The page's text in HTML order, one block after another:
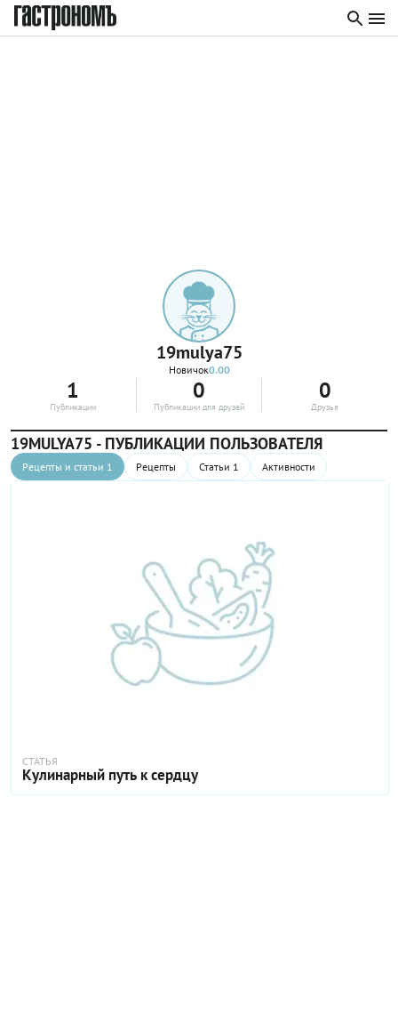
19mulya75
Новичок0.00
1
Публикации
0
Публикации для друзей
0
Друзья
19MULYA75 - ПУБЛИКАЦИИ ПОЛЬЗОВАТЕЛЯ
Рецепты и статьи 1 Рецепты Статьи 1 Активности
СТАТЬЯ
Кулинарный путь к сердцу